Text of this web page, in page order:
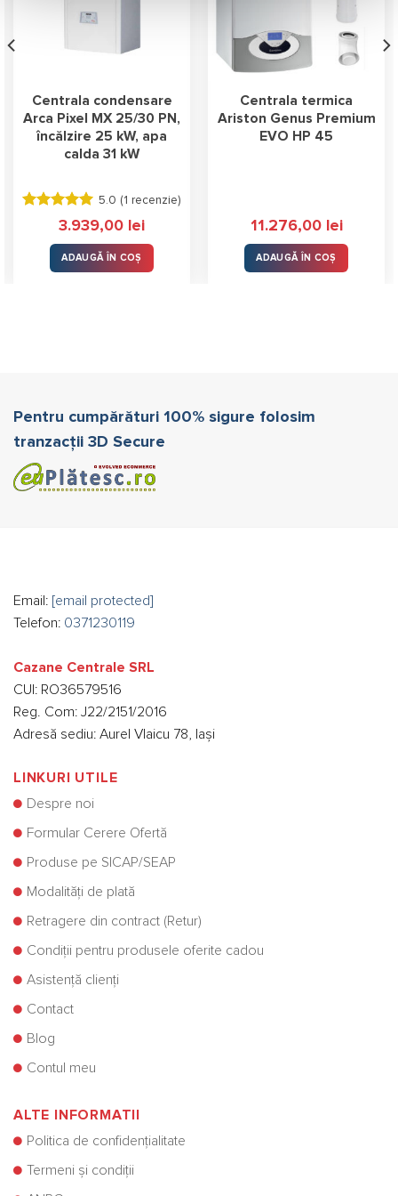
Centrala condensare
Arca Pixel MX 25/30 PN,
încălzire 25 kW, apa
calda 31 kW
Evaluat la
stele
din 5
5.0 (1 recenzie)
3.939,00 lei
ADAUGĂ ÎN COȘ
Centrala termica
Ariston Genus Premium
EVO HP 45
11.276,00 lei
ADAUGĂ ÎN COȘ
Pentru cumpărături 100% sigure folosim
tranzacții 3D Secure
Email: [email protected]
Telefon: 0371230119
Cazane Centrale SRL
CUI: RO36579516
Reg. Com: J22/2151/2016
Adresă sediu: Aurel Vlaicu 78, Iași
LINKURI UTILE
Despre noi
Formular Cerere Ofertă
Produse pe SICAP/SEAP
Modalități de plată
Retragere din contract (Retur)
Condiții pentru produsele oferite cadou
Asistență clienți
Contact
Blog
Contul meu
ALTE INFORMATII
Politica de confidențialitate
Termeni și condiții